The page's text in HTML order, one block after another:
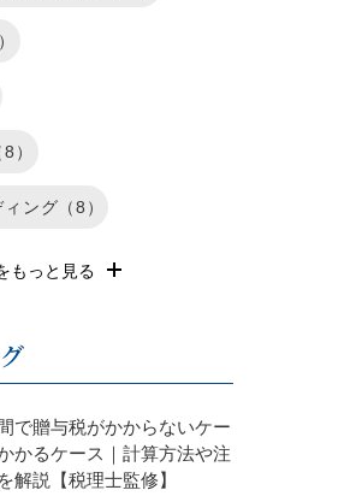
）
ング（8）
用（6） REIT（6）
資（1）
もっと見る
で贈与税がかからないケー
かるケース｜計算方法や注
解説【税理士監修】